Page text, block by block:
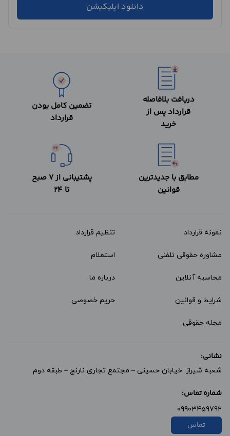
دانلود اپلیکیشن
دریافت بلافاصله
قرارداد پس از
خرید
تضمین کامل بودن
قرارداد
مطابق با جدیدترین
قوانین
پشتیبانی از 7 صبح
تا 24
نمونه قرارداد‌ تنظیم قرارداد
مشاوره حقوقی تلفنی استعلام
محاسبه آنلاین درباره ما
شرایط و قوانین حریم خصوصی
مجله حقوقی
نشانی:
شعبه شیراز: خیابان حسینی – مجتمع تجاری نارنج – طبقه دوم
شماره تماس:
09903459792
تماس